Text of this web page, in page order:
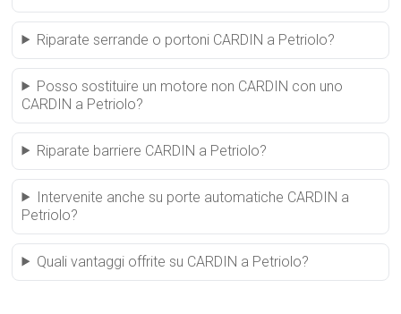
Riparate serrande o portoni CARDIN a Petriolo?
Posso sostituire un motore non CARDIN con uno
CARDIN a Petriolo?
Riparate barriere CARDIN a Petriolo?
Intervenite anche su porte automatiche CARDIN a
Petriolo?
Quali vantaggi offrite su CARDIN a Petriolo?